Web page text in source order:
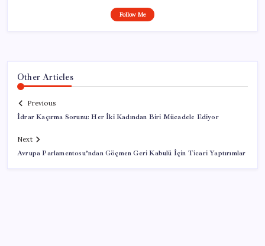
Follow Me
Other Articles
Previous
İdrar Kaçırma Sorunu: Her İki Kadından Biri Mücadele Ediyor
Next
Avrupa Parlamentosu’ndan Göçmen Geri Kabulü İçin Ticari Yaptırımlar